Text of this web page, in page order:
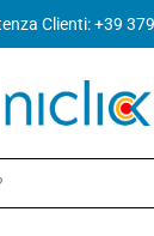
Clienti: +39